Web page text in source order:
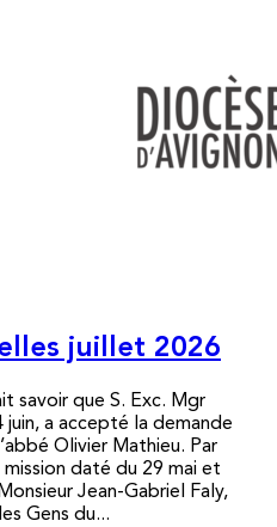
juillet 2026
savoir que S. Exc. Mgr
juin, a accepté la demande
Olivier Mathieu. Par
daté du 29 mai et
Jean-Gabriel Faly,
Gens du...